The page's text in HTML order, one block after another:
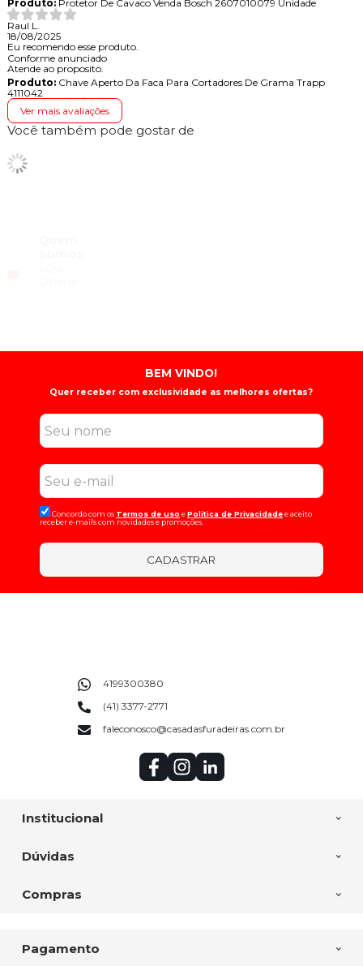
Produto:Protetor De Cavaco Venda Bosch 2607010079 Unidade
Raul L.
18/08/2025
Eu recomendo esse produto.
Conforme anunciado
Atende ao proposito.
Produto:Chave Aperto Da Faca Para Cortadores De Grama Trapp
4111042
Ver mais avaliações
Você também pode gostar de
BEM VINDO!
Quer receber com exclusividade as melhores ofertas?
Concordo com os Termos de uso ePolitica de Privacidadee aceito
receber e-mails com novidades e promoções.
CADASTRAR
Institucional
Dúvidas
Compras
4199300380
(41) 3377-2771
faleconosco@casadasfuradeiras.com.br
Pagamento